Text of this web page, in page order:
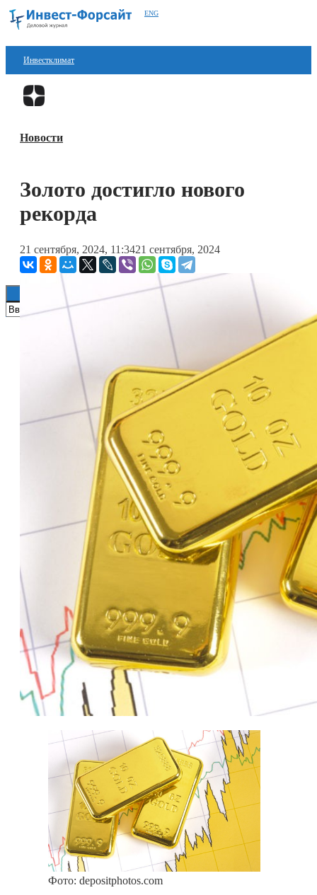
ENG
Инвестклимат
Финансы
Блокчейн
Книги
Новости
Золото достигло нового
рекорда
21 сентября, 2024, 11:3421 сентября, 2024
Фото: depositphotos.com